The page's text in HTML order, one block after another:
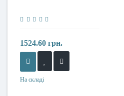
1524.60 грн.
На складі